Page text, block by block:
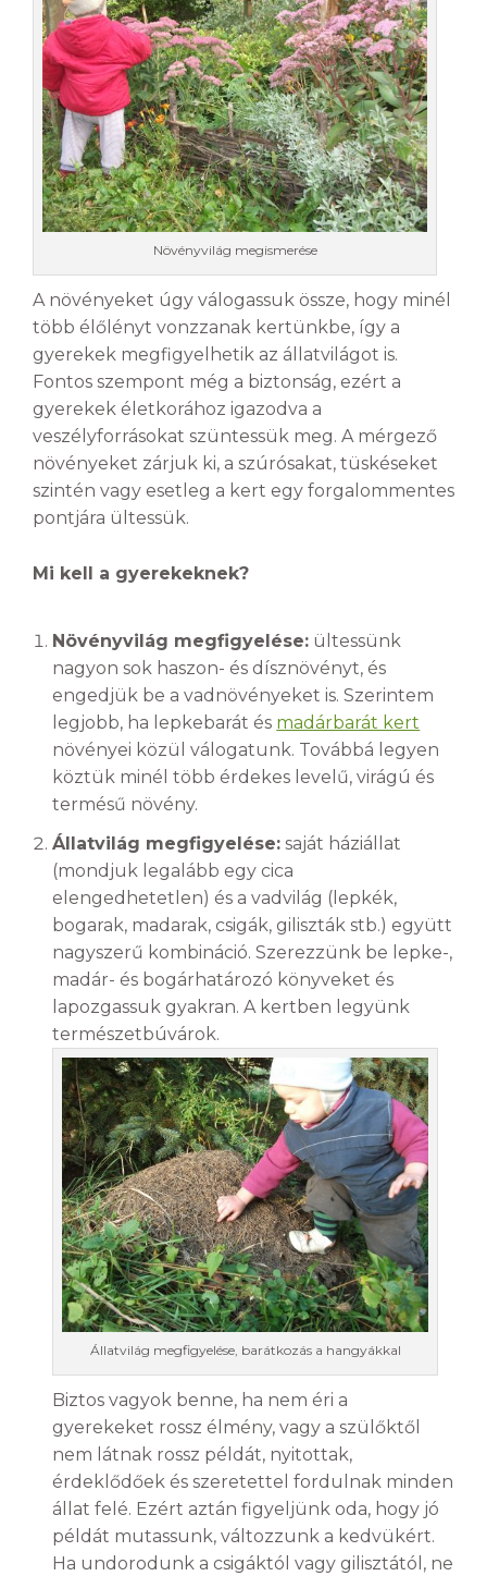
Növényvilág megismerése
A növényeket úgy válogassuk össze, hogy minél
több élőlényt vonzzanak kertünkbe, így a
gyerekek megfigyelhetik az állatvilágot is.
Fontos szempont még a biztonság, ezért a
gyerekek életkorához igazodva a
veszélyforrásokat szüntessük meg. A mérgező
növényeket zárjuk ki, a szúrósakat, tüskéseket
szintén vagy esetleg a kert egy forgalommentes
pontjára ültessük.
Mi kell a gyerekeknek?
Növényvilág megfigyelése: ültessünk
nagyon sok haszon- és dísznövényt, és
engedjük be a vadnövényeket is. Szerintem
legjobb, ha lepkebarát és madárbarát kert
növényei közül válogatunk. Továbbá legyen
köztük minél több érdekes levelű, virágú és
termésű növény.
Állatvilág megfigyelése: saját háziállat
(mondjuk legalább egy cica
elengedhetetlen) és a vadvilág (lepkék,
bogarak, madarak, csigák, giliszták stb.) együtt
nagyszerű kombináció. Szerezzünk be lepke-,
madár- és bogárhatározó könyveket és
lapozgassuk gyakran. A kertben legyünk
természetbúvárok.
Állatvilág megfigyelése, barátkozás a hangyákkal
Biztos vagyok benne, ha nem éri a
gyerekeket rossz élmény, vagy a szülőktől
nem látnak rossz példát, nyitottak,
érdeklődőek és szeretettel fordulnak minden
állat felé. Ezért aztán figyeljünk oda, hogy jó
példát mutassunk, változzunk a kedvükért.
Ha undorodunk a csigáktól vagy gilisztától, ne